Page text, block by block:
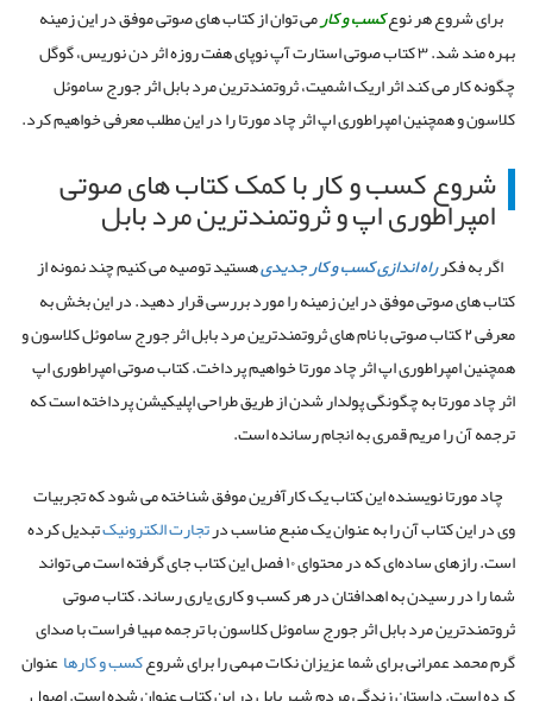
برای شروع هر نوعکسب و کارمی توان از کتاب های صوتی موفق در این زمینه
بهره مند شد. ۳ کتاب صوتی استارت آپ نوپای هفت روزه اثر دن نوریس، گوگل
چگونه کار می کند اثر اریک اشمیت، ثروتمندترین مرد بابل اثر جورج ساموئل
کلاسون و همچنین امپراطوری اپ اثر چاد مورتا را در این مطلب معرفی خواهیم کرد.
شروع کسب و کار با کمک کتاب های صوتی
امپراطوری اپ و ثروتمندترین مرد بابل
اگر به فکرراه اندازی کسب و کار جدیدیهستید توصیه می کنیم چند نمونه از
کتاب های صوتی موفق در این زمینه را مورد بررسی قرار دهید. در این بخش به
معرفی ۲ کتاب صوتی با نام های ثروتمندترین مرد بابل اثر جورج ساموئل کلاسون و
همچنین امپراطوری اپ اثر چاد مورتا خواهیم پرداخت. کتاب صوتی امپراطوری اپ
اثر چاد مورتا به چگونگی پولدار شدن از طریق طراحی اپلیکیشن پرداخته است که
ترجمه آن را مریم قمری به انجام رسانده است.
چاد مورتا نویسنده این کتاب یک کارآفرین موفق شناخته می شود که تجربیات
وی در این کتاب آن را به عنوان یک منبع مناسب درتجارت الکترونیکتبدیل کرده
است. رازهای ساده‌ای که در محتوای ۱۰ فصل این کتاب جای گرفته است می تواند
شما را در رسیدن به اهدافتان در هر کسب و کاری یاری رساند. کتاب صوتی
ثروتمندترین مرد بابل اثر جورج ساموئل کلاسون با ترجمه مهیا فراست با صدای
گرم محمد عمرانی برای شما عزیزان نکات مهمی را برای شروعکسب و کارهاعنوان